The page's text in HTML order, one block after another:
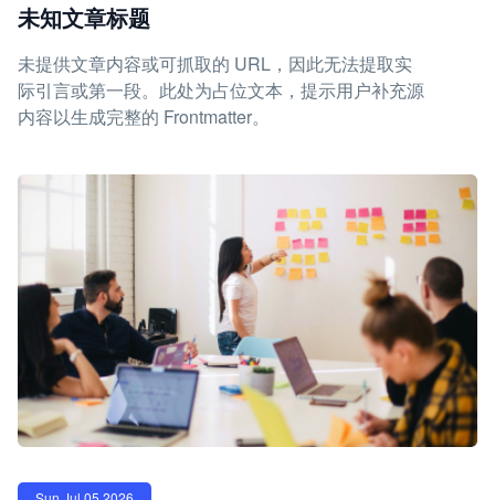
未知文章标题
未提供文章内容或可抓取的 URL，因此无法提取实
际引言或第一段。此处为占位文本，提示用户补充源
内容以生成完整的 Frontmatter。